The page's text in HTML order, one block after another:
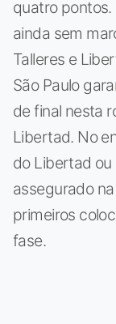
quatro pontos.
ainda sem
Talleres e
São Paulo
de final nesta
Libertad. No
do Libertad
assegurado
primeiros
fase.